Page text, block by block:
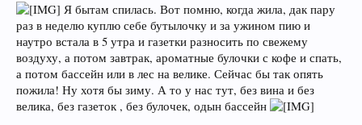
Я бытам спилась. Вот помню, когда жила, дак пару
раз в неделю куплю себе бутылочку и за ужином пию и
наутро встала в 5 утра и газетки разносить по свежему
воздуху, а потом завтрак, ароматные булочки с кофе и спать,
а потом бассейн или в лес на велике. Сейчас бы так опять
пожила! Ну хотя бы зиму. А то у нас тут, без вина и без
велика, без газеток , без булочек, одын бассейн